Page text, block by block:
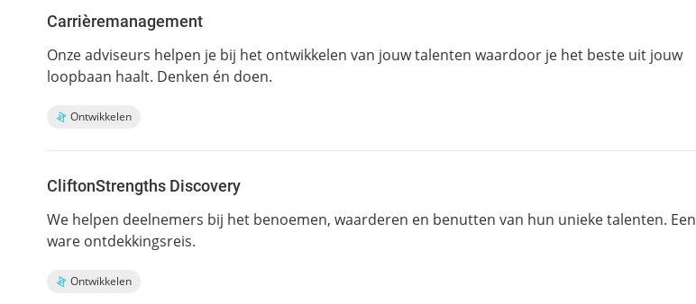
Carrièremanagement
Onze adviseurs helpen je bij het ontwikkelen van jouw talenten waardoor je het beste uit jouw
loopbaan haalt. Denken én doen.
Ontwikkelen
CliftonStrengths Discovery
We helpen deelnemers bij het benoemen, waarderen en benutten van hun unieke talenten. Een
ware ontdekkingsreis.
Ontwikkelen